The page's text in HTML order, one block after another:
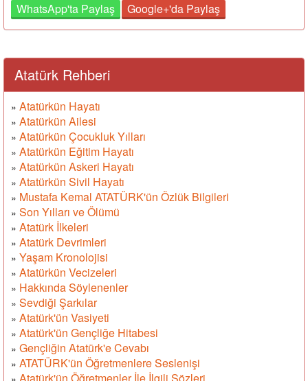
WhatsApp'ta Paylaş
Google+'da Paylaş
Atatürk Rehberi
» Atatürkün Hayatı
» Atatürkün Ailesi
» Atatürkün Çocukluk Yılları
» Atatürkün Eğitim Hayatı
» Atatürkün Askeri Hayatı
» Atatürkün Sivil Hayatı
» Mustafa Kemal ATATÜRK'ün Özlük Bilgileri
» Son Yılları ve Ölümü
» Atatürk İlkeleri
» Atatürk Devrimleri
» Yaşam Kronolojisi
» Atatürkün Vecizeleri
» Hakkında Söylenenler
» Sevdiği Şarkılar
» Atatürk'ün Vasiyeti
» Atatürk'ün Gençliğe Hitabesi
» Gençliğin Atatürk'e Cevabı
» ATATÜRK'ün Öğretmenlere Seslenişi